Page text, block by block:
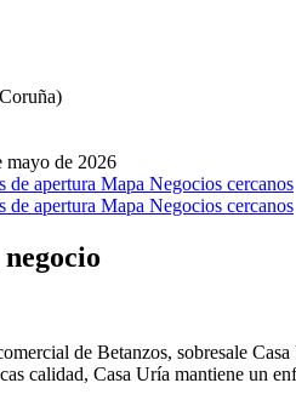
mayo de 2026
de apertura Mapa Negocios cercanos
de apertura Mapa Negocios cercanos
de Betanzos, sobresale
calidad, Casa Uría mantiene un